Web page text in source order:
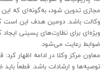
مجازی تدوین شود، به‌گونه‌ای که
وکالت باشد. دومین هدف این است
ویژه‌ای برای نظارت‌های پسینی
ضوابط رعایت می‌شود.
معاون مرکز وکلا در ادامه اظهار
توصیه‌ها و ارشادات باشد. قطعاً